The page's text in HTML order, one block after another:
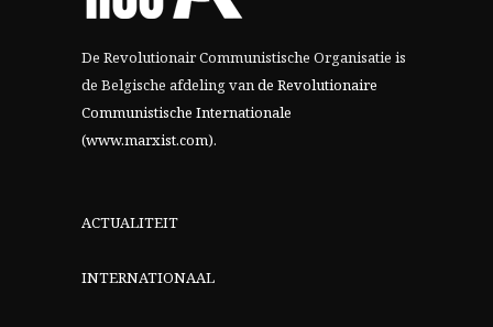
De Revolutionair Communistische Organisatie is
de Belgische afdeling vande Revolutionaire
Communistische Internationale
(www.marxist.com).
ACTUALITEIT
INTERNATIONAAL